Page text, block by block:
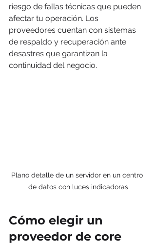
riesgo de fallas técnicas que pueden
afectar tu operación. Los
proveedores cuentan con sistemas
de respaldo y recuperación ante
desastres que garantizan la
continuidad del negocio.
Plano detalle de un servidor en un centro
de datos con luces indicadoras
Cómo elegir un
proveedor de core